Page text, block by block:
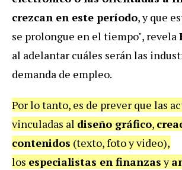
crezcan en este período, y que
se prolongue en el tiempo", revela
al adelantar cuáles serán las
demanda de empleo.
Por lo tanto, es de prever que las
vinculadas al diseño gráfico,
contenidos (texto, foto y video),
los especialistas en finanzasy